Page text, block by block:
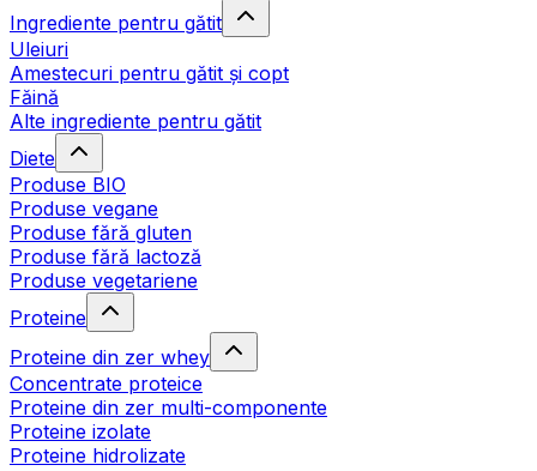
Ingrediente pentru gătit
Uleiuri
Amestecuri pentru gătit și copt
Făină
Alte ingrediente pentru gătit
Diete
Produse BIO
Produse vegane
Produse fără gluten
Produse fără lactoză
Produse vegetariene
Proteine
Proteine din zer whey
Concentrate proteice
Proteine din zer multi-componente
Proteine izolate
Proteine hidrolizate